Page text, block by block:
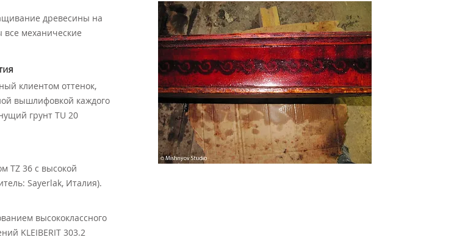
древесины на
механические
клиентом оттенок,
вышлифовкой каждого
грунт TU 20
ТZ 36 с высокой
Sayerlak, Италия).
высококлассного
KLEIBERIT 303.2